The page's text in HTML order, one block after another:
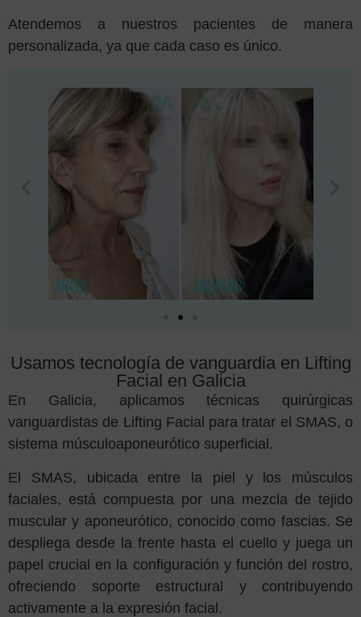
Atendemos a nuestros pacientes de manera
personalizada, ya que cada caso es único.
Usamos tecnología de vanguardia en Lifting
Facial en Galicia
En Galicia, aplicamos técnicas quirúrgicas
vanguardistas de Lifting Facial para tratar el SMAS, o
sistema músculoaponeurótico superficial.
El SMAS, ubicada entre la piel y los músculos
faciales, está compuesta por una mezcla de tejido
muscular y aponeurótico, conocido como fascias. Se
despliega desde la frente hasta el cuello y juega un
papel crucial en la configuración y función del rostro,
ofreciendo soporte estructural y contribuyendo
activamente a la expresión facial.